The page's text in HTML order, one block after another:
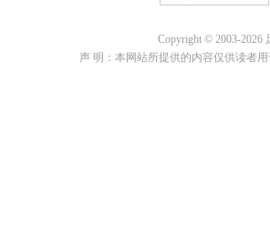
Copyright © 2003-
声 明：本网站所提供的内容仅供读者